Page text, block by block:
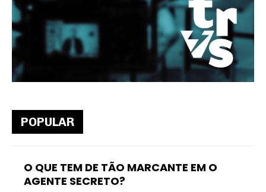
POPULAR
O QUE TEM DE TÃO MARCANTE EM O
AGENTE SECRETO?